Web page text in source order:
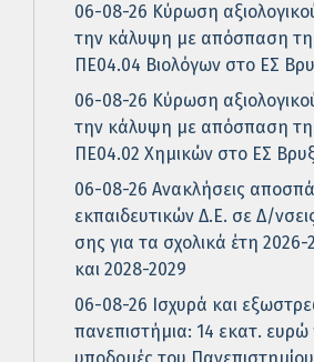
06-08-26 Κύρωση
την κάλυψη με απόσπαση
ΠΕ04.04 Βιολόγων στο ΕΣ
06-08-26 Κύρωση
την κάλυψη με απόσπαση
ΠΕ04.02 Χημικών στο ΕΣ
06-08-26 Ανακλήσεις
εκπαιδευτικών Δ.Ε. σε Δ/
σης για τα σχολικά έτη
και 2028-2029
06-08-26 Ισχυρά και
πανεπιστήμια: 14 εκατ. ευρώ